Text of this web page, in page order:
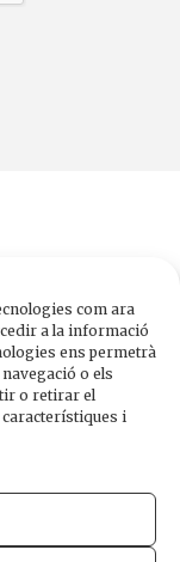
com ara
a la informació
ens permetrà
o els
o retirar el
i
A